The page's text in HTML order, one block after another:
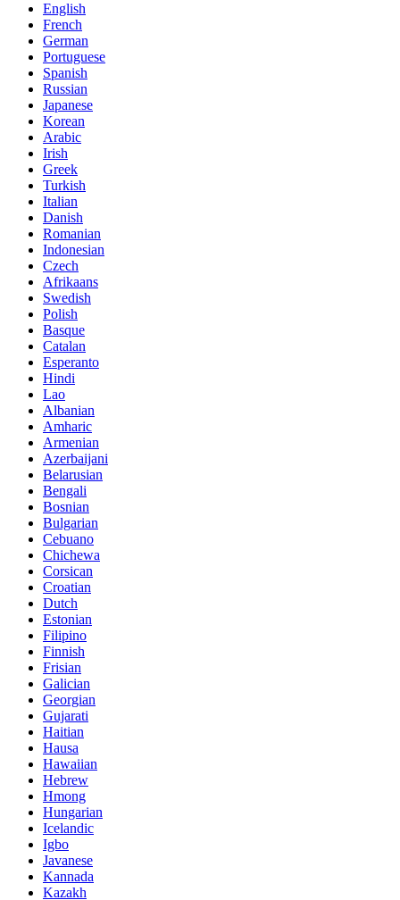
English
French
German
Portuguese
Spanish
Russian
Japanese
Korean
Arabic
Irish
Greek
Turkish
Italian
Danish
Romanian
Indonesian
Czech
Afrikaans
Swedish
Polish
Basque
Catalan
Esperanto
Hindi
Lao
Albanian
Amharic
Armenian
Azerbaijani
Belarusian
Bengali
Bosnian
Bulgarian
Cebuano
Chichewa
Corsican
Croatian
Dutch
Estonian
Filipino
Finnish
Frisian
Galician
Georgian
Gujarati
Haitian
Hausa
Hawaiian
Hebrew
Hmong
Hungarian
Icelandic
Igbo
Javanese
Kannada
Kazakh